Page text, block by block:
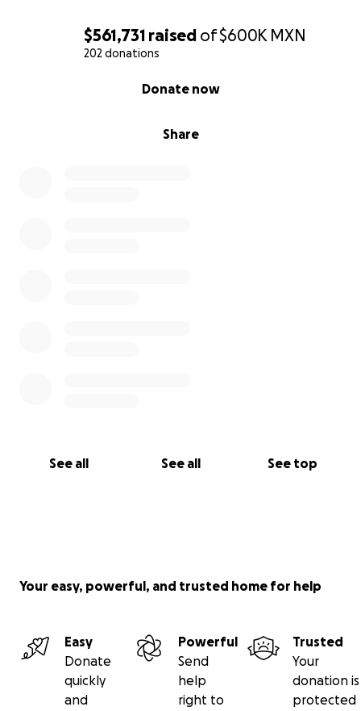
$561,731 raised of$600K MXN
202 donations
Share
Donate now
See all See all See top
Your easy, powerful, and trusted home for help
Easy
Donate
quickly
and
Powerful
Send
help
right to
Trusted
Your
donation is
protected